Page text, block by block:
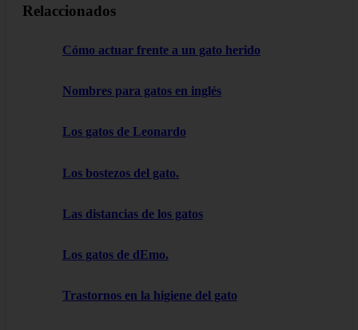
Relaccionados
Cómo actuar frente a un gato herido
Nombres para gatos en inglés
Los gatos de Leonardo
Los bostezos del gato.
Las distancias de los gatos
Los gatos de dEmo.
Trastornos en la higiene del gato